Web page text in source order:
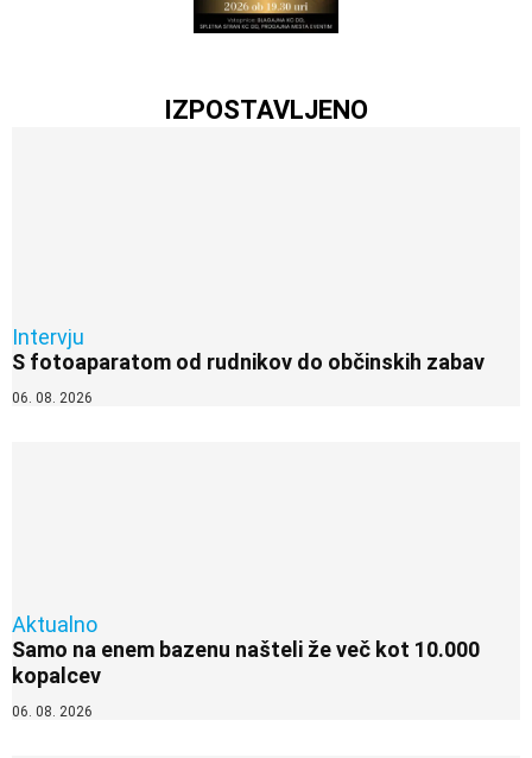
IZPOSTAVLJENO
Intervju
S fotoaparatom od rudnikov do občinskih zabav
06. 08. 2026
Aktualno
Samo na enem bazenu našteli že več kot 10.000
kopalcev
06. 08. 2026